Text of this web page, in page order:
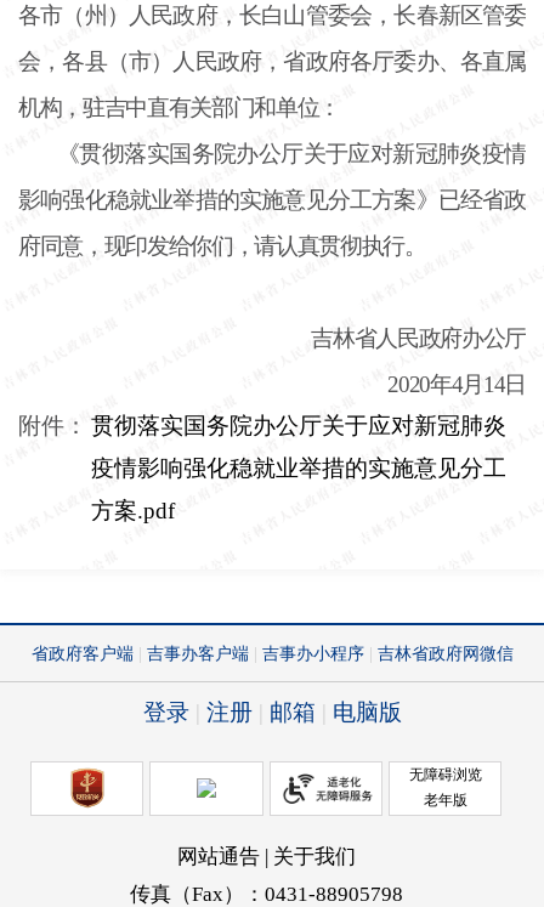
各市（州）人民政府，长白山管委会，长春新区管委
会，各县（市）人民政府，省政府各厅委办、各直属
机构，驻吉中直有关部门和单位：
《贯彻落实国务院办公厅关于应对新冠肺炎疫情
影响强化稳就业举措的实施意见分工方案》已经省政
府同意，现印发给你们，请认真贯彻执行。
吉林省人民政府办公厅
2020年4月14日
附件： 贯彻落实国务院办公厅关于应对新冠肺炎
疫情影响强化稳就业举措的实施意见分工
方案.pdf